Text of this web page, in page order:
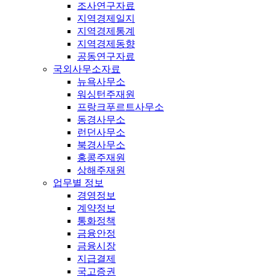
조사연구자료
지역경제일지
지역경제통계
지역경제동향
공동연구자료
국외사무소자료
뉴욕사무소
워싱턴주재원
프랑크푸르트사무소
동경사무소
런던사무소
북경사무소
홍콩주재원
상해주재원
업무별 정보
경영정보
계약정보
통화정책
금융안정
금융시장
지급결제
국고증권